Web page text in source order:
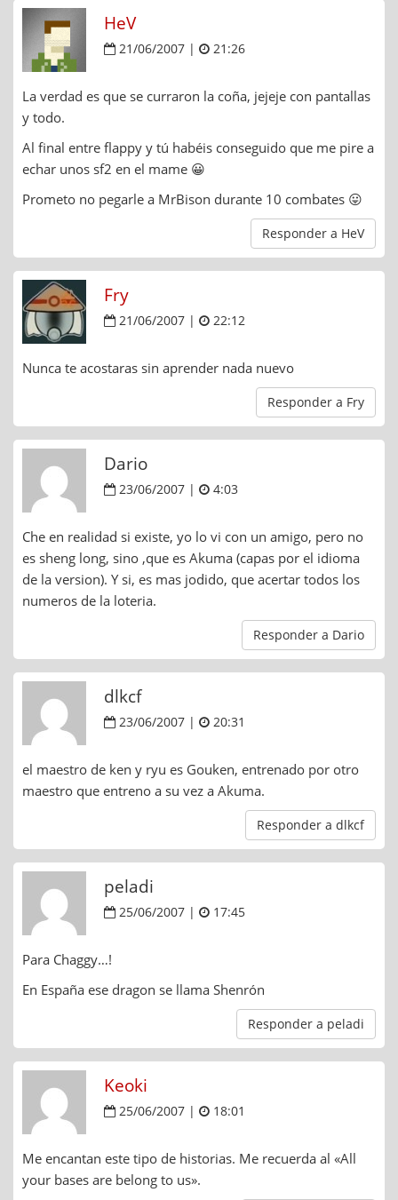
HeV
21/06/2007 | 21:26
La verdad es que se curraron la coña, jejeje con pantallas
y todo.
Al final entre flappy y tú habéis conseguido que me pire a
echar unos sf2 en el mame 😀
Prometo no pegarle a MrBison durante 10 combates 😛
Responder a HeV
Fry
21/06/2007 | 22:12
Nunca te acostaras sin aprender nada nuevo
Responder a Fry
Dario
23/06/2007 | 4:03
Che en realidad si existe, yo lo vi con un amigo, pero no
es sheng long, sino ,que es Akuma (capas por el idioma
de la version). Y si, es mas jodido, que acertar todos los
numeros de la loteria.
Responder a Dario
dlkcf
23/06/2007 | 20:31
el maestro de ken y ryu es Gouken, entrenado por otro
maestro que entreno a su vez a Akuma.
Responder a dlkcf
peladi
25/06/2007 | 17:45
Para Chaggy…!
En España ese dragon se llama Shenrón
Responder a peladi
Keoki
25/06/2007 | 18:01
Me encantan este tipo de historias. Me recuerda al «All
your bases are belong to us».